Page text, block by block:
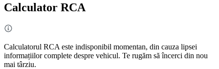
Calculator RCA
Calculatorul RCA este indisponibil momentan, din cauza lipsei
informațiilor complete despre vehicul. Te rugăm să încerci din nou
mai târziu.